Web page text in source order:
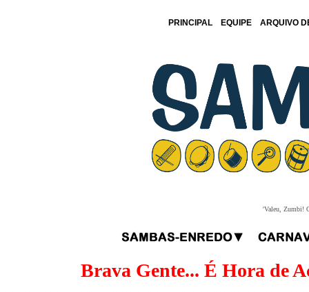
PRINCIPAL EQUIPE ARQUIVO
'Valeu, Zumbi!
Brava Gente... É Hora de